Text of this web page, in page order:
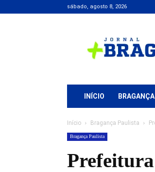
sábado, agosto 8, 2026
+
Bragança
INÍCIO
Início Bragança Paulista
Bragança Paulista